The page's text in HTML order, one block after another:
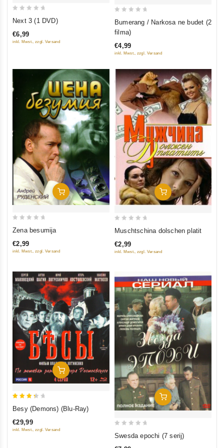
of
Next 3 (1 DVD)
€6,99
inkl. Mwst., zzgl. Versand
5
Bumerang / Narkosa ne budet (2
filma)
€4,99
inkl. Mwst., zzgl. Versand
In Den Warenkorb
of
Zena besumija
€2,99
inkl. Mwst., zzgl. Versand
In Den Warenkorb
of
Muschtschina dolschen platit
€2,99
inkl. Mwst., zzgl. Versand
In Den Warenkorb
out of
5
Besy (Demons) (Blu-Ray)
€29,99
inkl. Mwst., zzgl. Versand
In Den Warenkorb
Swesda epochi (7 serij)